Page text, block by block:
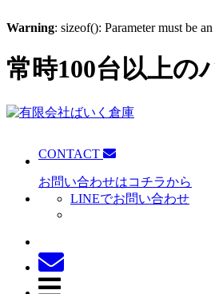
Warning: sizeof(): Parameter must be
常時100台以上の
CONTACT
お問い合わせはコチラから
LINEでお問い合わせ